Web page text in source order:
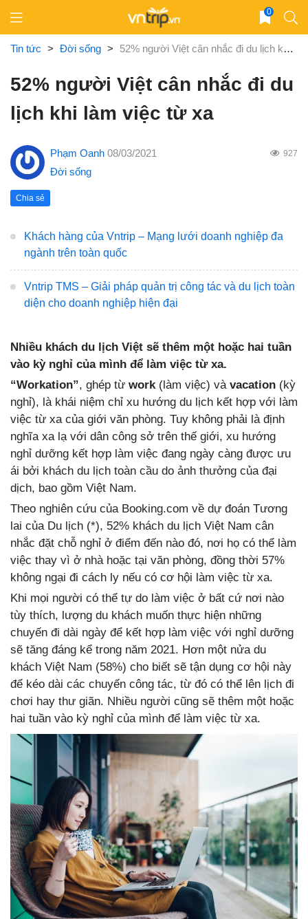
content
0
Tin tức > Đời sống > 52% người Việt cân nhắc đi du lịch khi làm việc từ xa
52% người Việt cân nhắc đi du
lịch khi làm việc từ xa
Phạm Oanh 08/03/2021 927
Đời sống
Chia sẻ
Khách hàng của Vntrip – Mạng lưới doanh nghiệp đa
ngành trên toàn quốc
Vntrip TMS – Giải pháp quản trị công tác và du lịch toàn
diện cho doanh nghiệp hiện đại
Nhiều khách du lịch Việt sẽ thêm một hoặc hai tuần
vào kỳ nghỉ của mình để làm việc từ xa.
“Workation”, ghép từ work (làm việc) và vacation (kỳ
nghỉ), là khái niệm chỉ xu hướng du lịch kết hợp với làm
việc từ xa của giới văn phòng. Tuy không phải là định
nghĩa xa lạ với dân công sở trên thế giới, xu hướng
nghỉ dưỡng kết hợp làm việc đang ngày càng được ưu
ái bởi khách du lịch toàn cầu do ảnh thưởng của đại
dịch, bao gồm Việt Nam.
Theo nghiên cứu của Booking.com về dự đoán Tương
lai của Du lịch (*), 52% khách du lịch Việt Nam cân
nhắc đặt chỗ nghỉ ở điểm đến nào đó, nơi họ có thể làm
việc thay vì ở nhà hoặc tại văn phòng, đồng thời 57%
không ngại đi cách ly nếu có cơ hội làm việc từ xa.
Khi mọi người có thể tự do làm việc ở bất cứ nơi nào
tùy thích, lượng du khách muốn thực hiện những
chuyến đi dài ngày để kết hợp làm việc với nghỉ dưỡng
sẽ tăng đáng kể trong năm 2021. Hơn một nửa du
khách Việt Nam (58%) cho biết sẽ tận dụng cơ hội này
để kéo dài các chuyến công tác, từ đó có thể lên lịch đi
chơi hay thư giãn. Nhiều người cũng sẽ thêm một hoặc
hai tuần vào kỳ nghỉ của mình để làm việc từ xa.